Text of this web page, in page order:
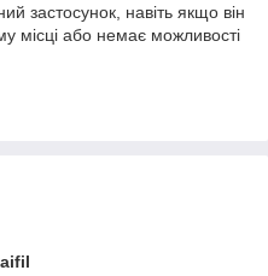
застосунок, навіть якщо він
місці або немає можливості